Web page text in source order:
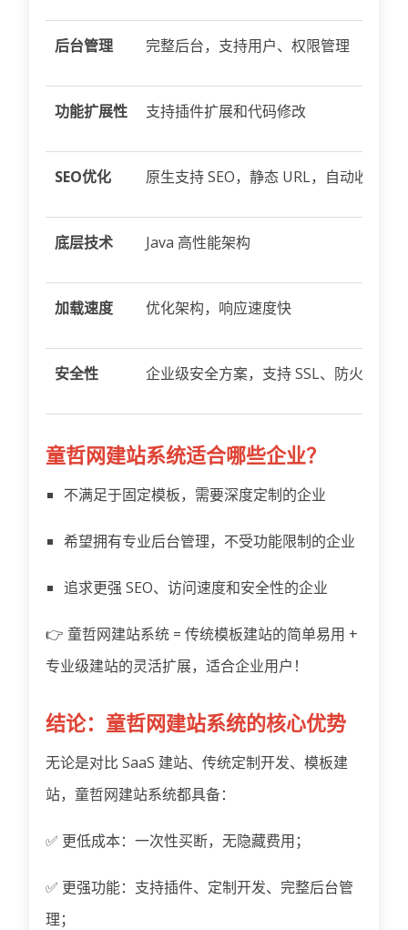
后台管理 完整后台，支持用户、权限管理
功能扩展性 支持插件扩展和代码修改
SEO优化 原生支持 SEO，静态 URL，自动收录
底层技术 Java 高性能架构
加载速度 优化架构，响应速度快
安全性 企业级安全方案，支持 SSL、防火墙
童哲网建站系统适合哪些企业？
不满足于固定模板，需要深度定制的企业
希望拥有专业后台管理，不受功能限制的企业
追求更强 SEO、访问速度和安全性的企业
👉 童哲网建站系统 = 传统模板建站的简单易用 +
专业级建站的灵活扩展，适合企业用户！
结论：童哲网建站系统的核心优势
无论是对比 SaaS 建站、传统定制开发、模板建
站，童哲网建站系统都具备：
✅ 更低成本：一次性买断，无隐藏费用；
✅ 更强功能：支持插件、定制开发、完整后台管
理；